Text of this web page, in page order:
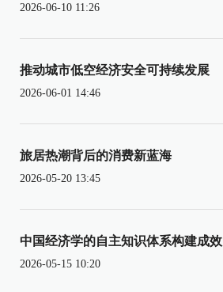
2026-06-10 11:26
推动城市低空经济安全可持续发展
2026-06-01 14:46
旅居热潮背后的消费新蓝海
2026-05-20 13:45
中国经济学的自主知识体系构建成效
2026-05-15 10:20